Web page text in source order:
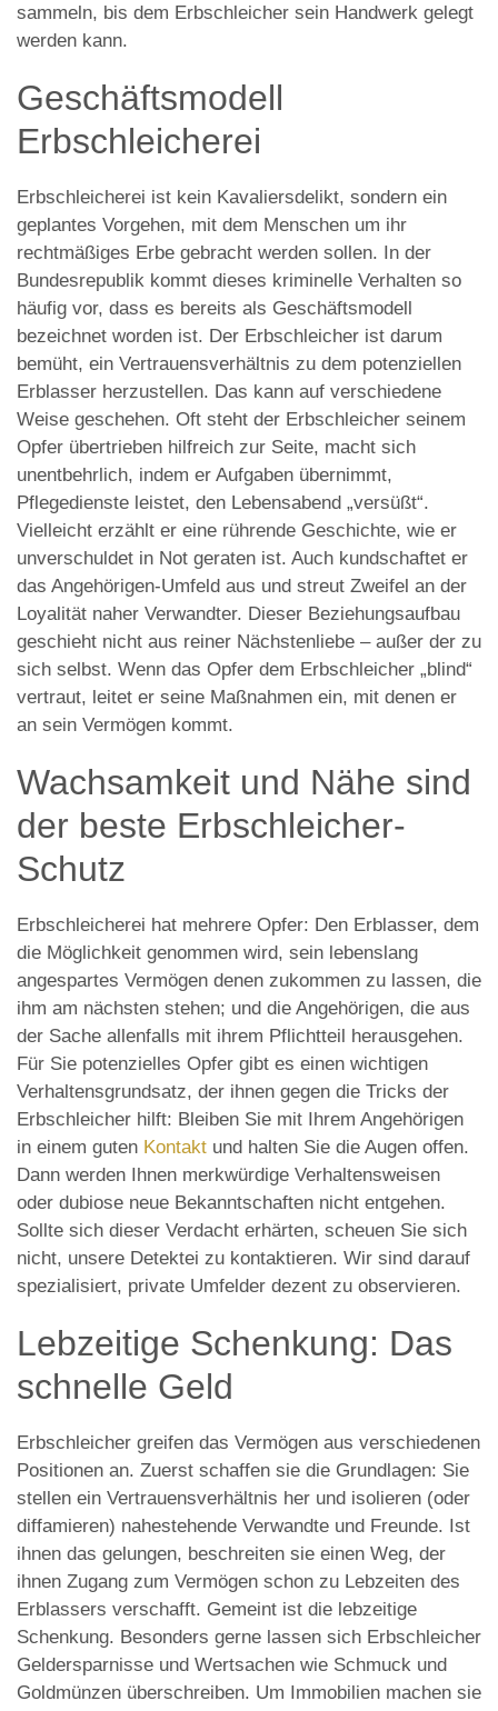
sammeln, bis dem Erbschleicher sein Handwerk gelegt
werden kann.
Geschäftsmodell
Erbschleicherei
Erbschleicherei ist kein Kavaliersdelikt, sondern ein
geplantes Vorgehen, mit dem Menschen um ihr
rechtmäßiges Erbe gebracht werden sollen. In der
Bundesrepublik kommt dieses kriminelle Verhalten so
häufig vor, dass es bereits als Geschäftsmodell
bezeichnet worden ist. Der Erbschleicher ist darum
bemüht, ein Vertrauensverhältnis zu dem potenziellen
Erblasser herzustellen. Das kann auf verschiedene
Weise geschehen. Oft steht der Erbschleicher seinem
Opfer übertrieben hilfreich zur Seite, macht sich
unentbehrlich, indem er Aufgaben übernimmt,
Pflegedienste leistet, den Lebensabend „versüßt“.
Vielleicht erzählt er eine rührende Geschichte, wie er
unverschuldet in Not geraten ist. Auch kundschaftet er
das Angehörigen-Umfeld aus und streut Zweifel an der
Loyalität naher Verwandter. Dieser Beziehungsaufbau
geschieht nicht aus reiner Nächstenliebe – außer der zu
sich selbst. Wenn das Opfer dem Erbschleicher „blind“
vertraut, leitet er seine Maßnahmen ein, mit denen er
an sein Vermögen kommt.
Wachsamkeit und Nähe sind
der beste Erbschleicher-
Schutz
Erbschleicherei hat mehrere Opfer: Den Erblasser, dem
die Möglichkeit genommen wird, sein lebenslang
angespartes Vermögen denen zukommen zu lassen, die
ihm am nächsten stehen; und die Angehörigen, die aus
der Sache allenfalls mit ihrem Pflichtteil herausgehen.
Für Sie potenzielles Opfer gibt es einen wichtigen
Verhaltensgrundsatz, der ihnen gegen die Tricks der
Erbschleicher hilft: Bleiben Sie mit Ihrem Angehörigen
in einem guten Kontakt und halten Sie die Augen offen.
Dann werden Ihnen merkwürdige Verhaltensweisen
oder dubiose neue Bekanntschaften nicht entgehen.
Sollte sich dieser Verdacht erhärten, scheuen Sie sich
nicht, unsere Detektei zu kontaktieren. Wir sind darauf
spezialisiert, private Umfelder dezent zu observieren.
Lebzeitige Schenkung: Das
schnelle Geld
Erbschleicher greifen das Vermögen aus verschiedenen
Positionen an. Zuerst schaffen sie die Grundlagen: Sie
stellen ein Vertrauensverhältnis her und isolieren (oder
diffamieren) nahestehende Verwandte und Freunde. Ist
ihnen das gelungen, beschreiten sie einen Weg, der
ihnen Zugang zum Vermögen schon zu Lebzeiten des
Erblassers verschafft. Gemeint ist die lebzeitige
Schenkung. Besonders gerne lassen sich Erbschleicher
Geldersparnisse und Wertsachen wie Schmuck und
Goldmünzen überschreiben. Um Immobilien machen sie